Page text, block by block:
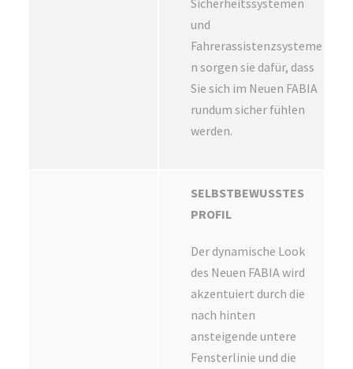
und
Fahrerassistenzsysteme
n sorgen sie dafür, dass
Sie sich im Neuen FABIA
rundum sicher fühlen
werden.
SELBSTBEWUSSTES
PROFIL
Der dynamische Look
des Neuen FABIA wird
akzentuiert durch die
nach hinten
ansteigende untere
Fensterlinie und die